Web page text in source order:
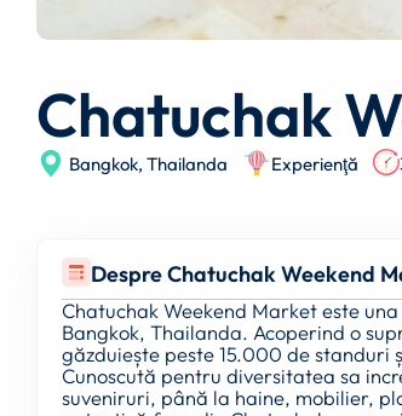
Chatuchak
Bangkok, Thailanda Experienţă
Despre Chatuchak Weekend
Chatuchak Weekend Market este
Bangkok, Thailanda. Acoperind o
găzduiește peste 15.000 de
Cunoscută pentru diversitatea sa
suveniruri, până la haine, mobilier,